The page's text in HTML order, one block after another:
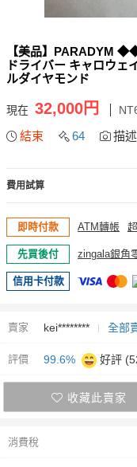
【美品】PARADYM
ドライバー キャロウェ
ルダイヤモンド
現在 32,000円
結束 64 描
費用試算
即時付款 ATM轉帳
先買後付 zingala銀角
信用卡付款
賣家 kei******** 全部
評價 99.6% 好評
收藏此賣家
消費稅